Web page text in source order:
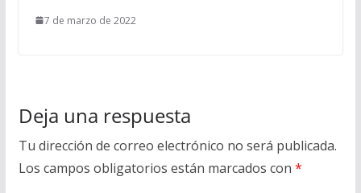
7 de marzo de 2022
Deja una respuesta
Tu dirección de correo electrónico no será publicada.
Los campos obligatorios están marcados con *